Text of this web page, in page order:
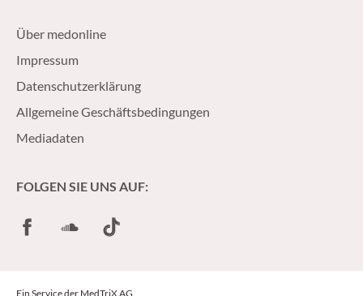
Über medonline
Impressum
Datenschutzerklärung
Allgemeine Geschäftsbedingungen
Mediadaten
FOLGEN SIE UNS AUF:
FacebookSoundCloud
TikTok
Ein Service der MedTriX AG